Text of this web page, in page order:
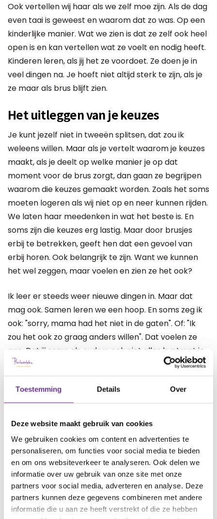
Toestemming Details Over
Deze website maakt gebruik van cookies
We gebruiken cookies om content en advertenties te
personaliseren, om functies voor social media te bieden
en om ons websiteverkeer te analyseren. Ook delen we
informatie over uw gebruik van onze site met onze
partners voor social media, adverteren en analyse. Deze
partners kunnen deze gegevens combineren met andere
informatie die u aan ze heeft verstrekt of die ze hebben
Ook vertellen wij haar als we zelf moe zijn. Als de dag
even taai is geweest en waarom dat zo was. Op een
kinderlijke manier. Wat we zien is dat ze zelf ook heel
open is en kan vertellen wat ze voelt en nodig heeft.
Kinderen leren, als jij het ze voordoet. Ze doen je in
veel dingen na. Je hoeft niet altijd sterk te zijn, als je
ze maar als brus blijft zien.
Het uitleggen van je keuzes
Je kunt jezelf niet in tweeën splitsen, dat zou ik
weleens willen. Maar als je vertelt waarom je keuzes
maakt, als je deelt op welke manier je op dat
moment voor de brus zorgt, dan gaan ze begrijpen
waarom die keuzes gemaakt worden. Zoals het soms
moeten logeren als wij niet op en neer kunnen rijden.
We laten haar meedenken in wat het beste is. En
soms zijn die keuzes erg lastig. Maar door brusjes
erbij te betrekken, geeft hen dat een gevoel van
erbij horen. Ook belangrijk te zijn. Want we kunnen
het wel zeggen, maar voelen en zien ze het ook?
Ik leer er steeds weer nieuwe dingen in. Maar dat
mag ook. Samen leren we een hoop. En soms zeg ik
ook: "sorry, mama had het niet in de gaten". Of: "Ik
zou het ook zo graag anders willen". Dat voelen ze
aan. Dat jij soms als ouders ook niet alles kunt wat je
graag zou willen.
Aandacht, tijd en liefde
soms lastig. Maar aan de andere kant maken we het
onszelf vaak ook te moeilijk. Ze vragen zo weinig.
Gewoon aandacht, tijd en liefde is al genoeg.
Wat vind je van ditartikel?
7